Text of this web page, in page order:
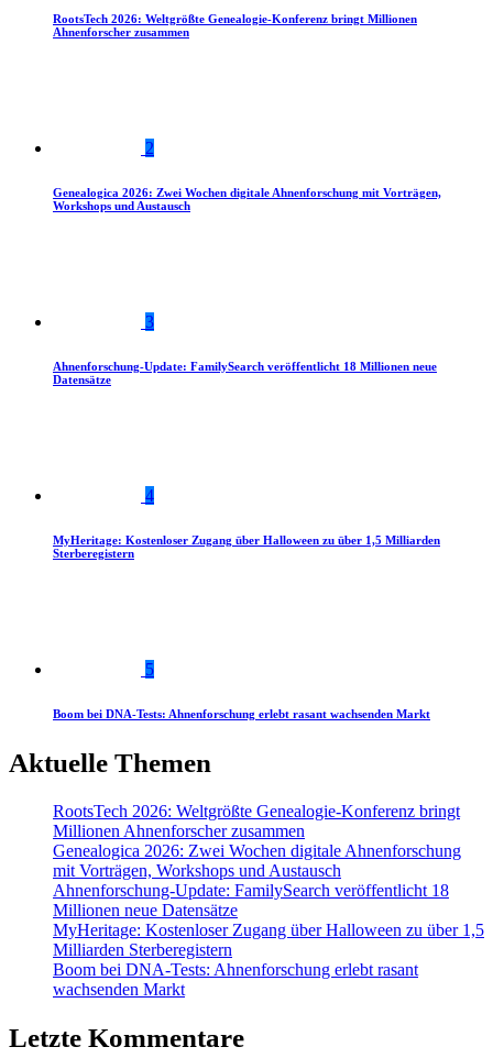
RootsTech 2026: Weltgrößte Genealogie-Konferenz bringt Millionen
Ahnenforscher zusammen
2
Genealogica 2026: Zwei Wochen digitale Ahnenforschung mit Vorträgen,
Workshops und Austausch
3
Ahnenforschung-Update: FamilySearch veröffentlicht 18 Millionen neue
Datensätze
4
MyHeritage: Kostenloser Zugang über Halloween zu über 1,5 Milliarden
Sterberegistern
5
Boom bei DNA-Tests: Ahnenforschung erlebt rasant wachsenden Markt
Aktuelle Themen
RootsTech 2026: Weltgrößte Genealogie-Konferenz bringt
Millionen Ahnenforscher zusammen
Genealogica 2026: Zwei Wochen digitale Ahnenforschung
mit Vorträgen, Workshops und Austausch
Ahnenforschung-Update: FamilySearch veröffentlicht 18
Millionen neue Datensätze
MyHeritage: Kostenloser Zugang über Halloween zu über 1,5
Milliarden Sterberegistern
Boom bei DNA-Tests: Ahnenforschung erlebt rasant
wachsenden Markt
Letzte Kommentare